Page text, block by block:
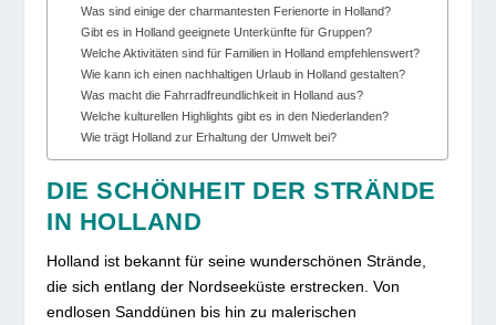
Was sind einige der charmantesten Ferienorte in Holland?
Gibt es in Holland geeignete Unterkünfte für Gruppen?
Welche Aktivitäten sind für Familien in Holland empfehlenswert?
Wie kann ich einen nachhaltigen Urlaub in Holland gestalten?
Was macht die Fahrradfreundlichkeit in Holland aus?
Welche kulturellen Highlights gibt es in den Niederlanden?
Wie trägt Holland zur Erhaltung der Umwelt bei?
DIE SCHÖNHEIT DER STRÄNDE
IN HOLLAND
Holland ist bekannt für seine wunderschönen Strände,
die sich entlang der Nordseeküste erstrecken. Von
endlosen Sanddünen bis hin zu malerischen